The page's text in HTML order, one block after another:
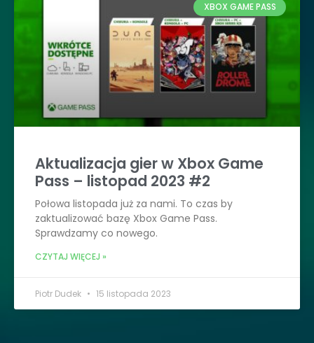
XBOX GAME PASS
Aktualizacja gier w Xbox Game
Pass – listopad 2023 #2
Połowa listopada już za nami. To czas by
zaktualizować bazę Xbox Game Pass.
Sprawdzamy co nowego.
CZYTAJ WIĘCEJ »
Piotr Dudek 15 listopada 2023